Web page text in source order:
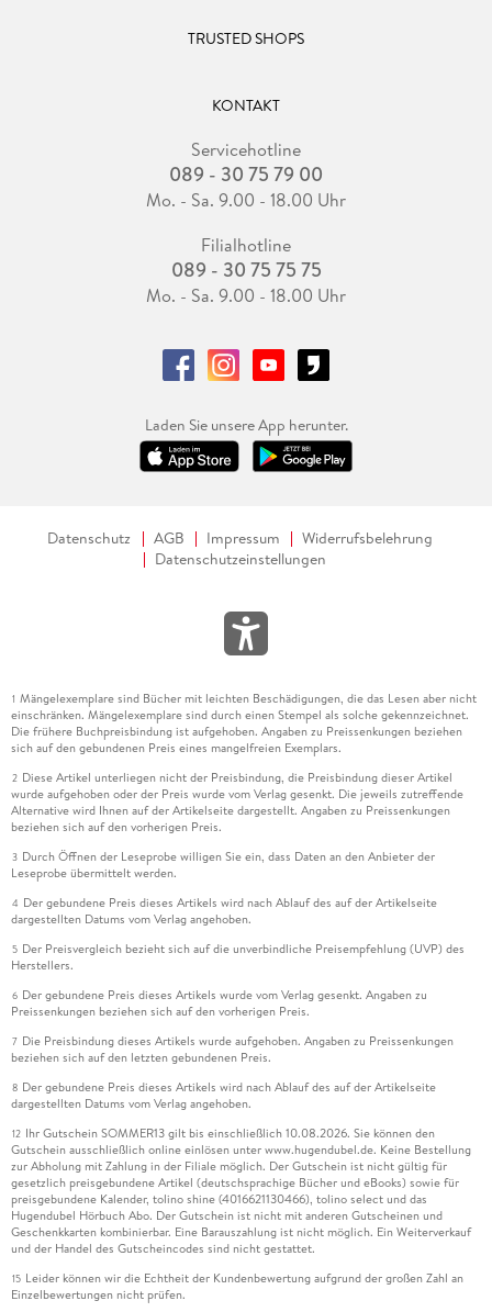
TRUSTED SHOPS
KONTAKT
Servicehotline
089 - 30 75 79 00
Mo. - Sa. 9.00 - 18.00 Uhr
Filialhotline
089 - 30 75 75 75
Mo. - Sa. 9.00 - 18.00 Uhr
Laden Sie unsere App herunter.
Datenschutz AGB Impressum
Widerrufsbelehrung
Datenschutzeinstellungen
1 Mängelexemplare sind Bücher mit leichten Beschädigungen, die das Lesen aber nicht
einschränken. Mängelexemplare sind durch einen Stempel als solche gekennzeichnet.
Die frühere Buchpreisbindung ist aufgehoben. Angaben zu Preissenkungen beziehen
sich auf den gebundenen Preis eines mangelfreien Exemplars.
2 Diese Artikel unterliegen nicht der Preisbindung, die Preisbindung dieser Artikel
wurde aufgehoben oder der Preis wurde vom Verlag gesenkt. Die jeweils zutreffende
Alternative wird Ihnen auf der Artikelseite dargestellt. Angaben zu Preissenkungen
beziehen sich auf den vorherigen Preis.
3 Durch Öffnen der Leseprobe willigen Sie ein, dass Daten an den Anbieter der
Leseprobe übermittelt werden.
4 Der gebundene Preis dieses Artikels wird nach Ablauf des auf der Artikelseite
dargestellten Datums vom Verlag angehoben.
5 Der Preisvergleich bezieht sich auf die unverbindliche Preisempfehlung (UVP) des
Herstellers.
6 Der gebundene Preis dieses Artikels wurde vom Verlag gesenkt. Angaben zu
Preissenkungen beziehen sich auf den vorherigen Preis.
7 Die Preisbindung dieses Artikels wurde aufgehoben. Angaben zu Preissenkungen
beziehen sich auf den letzten gebundenen Preis.
8 Der gebundene Preis dieses Artikels wird nach Ablauf des auf der Artikelseite
dargestellten Datums vom Verlag angehoben.
12 Ihr Gutschein SOMMER13 gilt bis einschließlich 10.08.2026. Sie können den
Gutschein ausschließlich online einlösen unter www.hugendubel.de. Keine Bestellung
zur Abholung mit Zahlung in der Filiale möglich. Der Gutschein ist nicht gültig für
gesetzlich preisgebundene Artikel (deutschsprachige Bücher und eBooks) sowie für
preisgebundene Kalender, tolino shine (4016621130466), tolino select und das
Hugendubel Hörbuch Abo. Der Gutschein ist nicht mit anderen Gutscheinen und
Geschenkkarten kombinierbar. Eine Barauszahlung ist nicht möglich. Ein Weiterverkauf
und der Handel des Gutscheincodes sind nicht gestattet.
15 Leider können wir die Echtheit der Kundenbewertung aufgrund der großen Zahl an
Einzelbewertungen nicht prüfen.